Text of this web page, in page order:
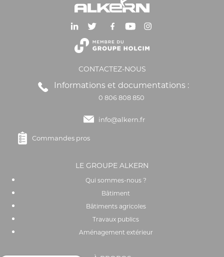
CONTACTEZ-NOUS
Informations et documentations :
0 806 808 850
info@alkern.fr
Commandes pros
LE GROUPE ALKERN
Qui sommes-nous ?
Bâtiment
Bâtiments agricoles
Travaux publics
Aménagement extérieur